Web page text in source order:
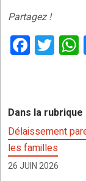
Partagez !
F
a
b
o
o
k
T
wi
er
Dans la rubrique
Délaissement
les familles
26 JUIN 2026